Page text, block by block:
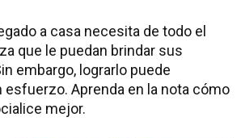
a casa necesita de todo el
que le puedan brindar sus
embargo, lograrlo puede
esfuerzo. Aprenda en la nota cómo
mejor.